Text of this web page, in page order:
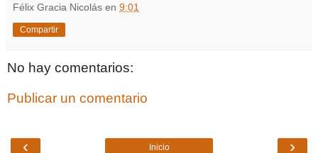
Félix Gracia Nicolás en 9:01
Compartir
No hay comentarios:
Publicar un comentario
‹ ›
Inicio